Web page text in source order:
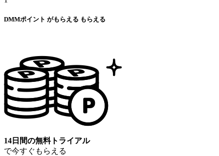
DMMポイント がもらえる もらえる
14日間の無料トライアル
で今すぐもらえる